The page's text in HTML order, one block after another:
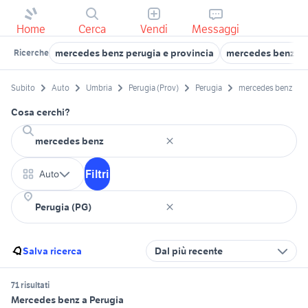
Home Cerca Vendi Messaggi
Ricerche mercedes benz perugia e provincia mercedes benz
Subito Auto Umbria Perugia (Prov) Perugia mercedes benz
Cosa cerchi?
Auto Filtri
Salva ricerca Dal più recente
71 risultati
Mercedes benz a Perugia